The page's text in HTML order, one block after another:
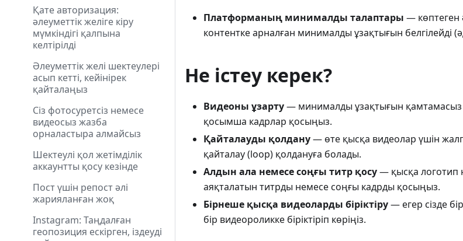
Қате авторизация:
әлеуметтік желіге кіру
мүмкіндігі қалпына
келтірілді
Әлеуметтік желі шектеулері
асып кетті, кейінірек
қайталаңыз
Сіз фотосуретсіз немесе
видеосыз жазба
орналастыра алмайсыз
Шектеулі қол жетімділік
аккаунтты қосу кезінде
Пост үшін репост әлі
жарияланған жоқ
Instagram: Таңдалған
геопозиция ескірген, іздеуді
Платформаның минималды талаптары — көптеген
контентке арналған минималды ұзақтығын белгілейді
Не істеу керек?
Видеоны ұзарту— минималды ұзақтығын қамтамасыз
қосымша кадрлар қосыңыз.
Қайталауды қолдану— өте қысқа видеолар үшін
қайталау (loop) қолдануға болады.
Алдын ала немесе соңғы титр қосу— қысқа логотип
аяқталатын титрды немесе соңғы кадрды қосыңыз.
Бірнеше қысқа видеоларды біріктіру— егер сізде
бір видеороликке біріктіріп көріңіз.